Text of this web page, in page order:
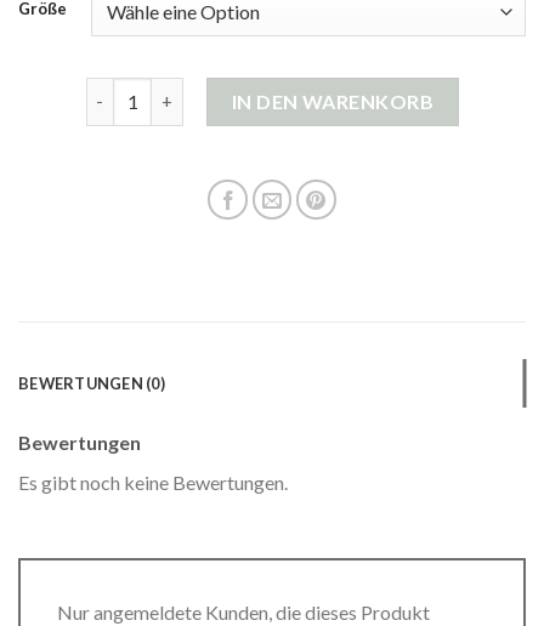
Größe
IN DEN WARENKORB
BEWERTUNGEN (0)
Bewertungen
Es gibt noch keine Bewertungen.
Nur angemeldete Kunden, die dieses Produkt